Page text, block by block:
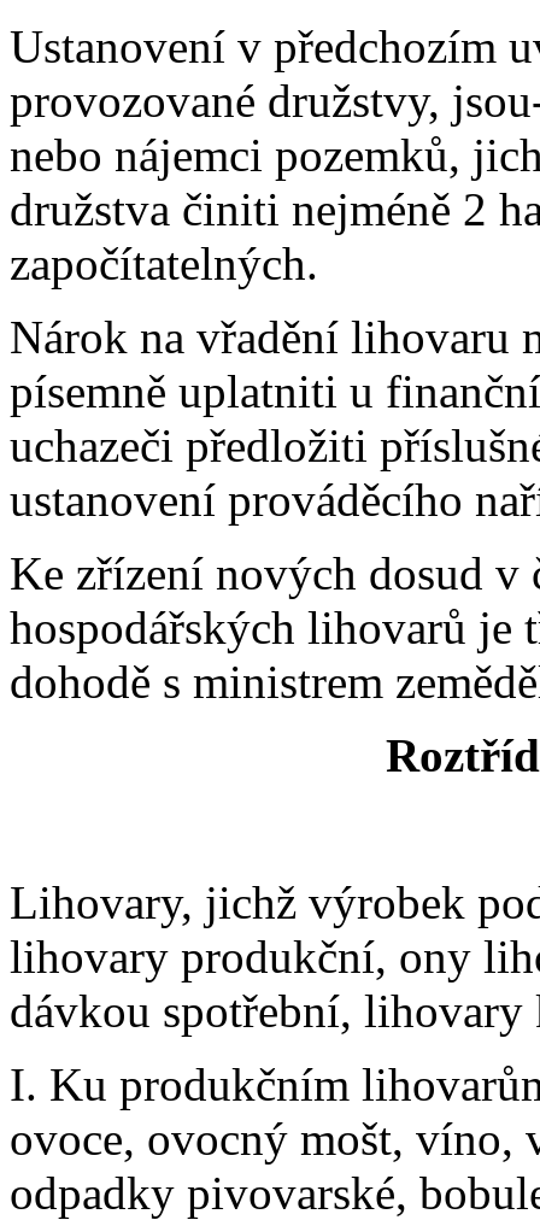
Ustanovení v předchozím
provozované družstvy,
nebo nájemci pozemků,
družstva činiti nejméně 2
započítatelných.
Nárok na vřadění lihovaru
písemně uplatniti u
uchazeči předložiti
ustanovení prováděcího
Ke zřízení nových dosud v
hospodářských lihovarů je
dohodě s ministrem
Lihovary, jichž výrobek
lihovary produkční, ony
dávkou spotřební, lihovary
I. Ku produkčním
ovoce, ovocný mošt, víno,
odpadky pivovarské,